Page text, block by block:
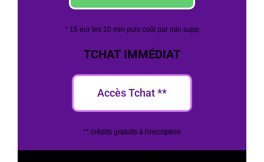
* 15 eur les 10 min puis coût par min supp
TCHAT IMMÉDIAT
Accès Tchat **
** crédits gratuits à l'inscription